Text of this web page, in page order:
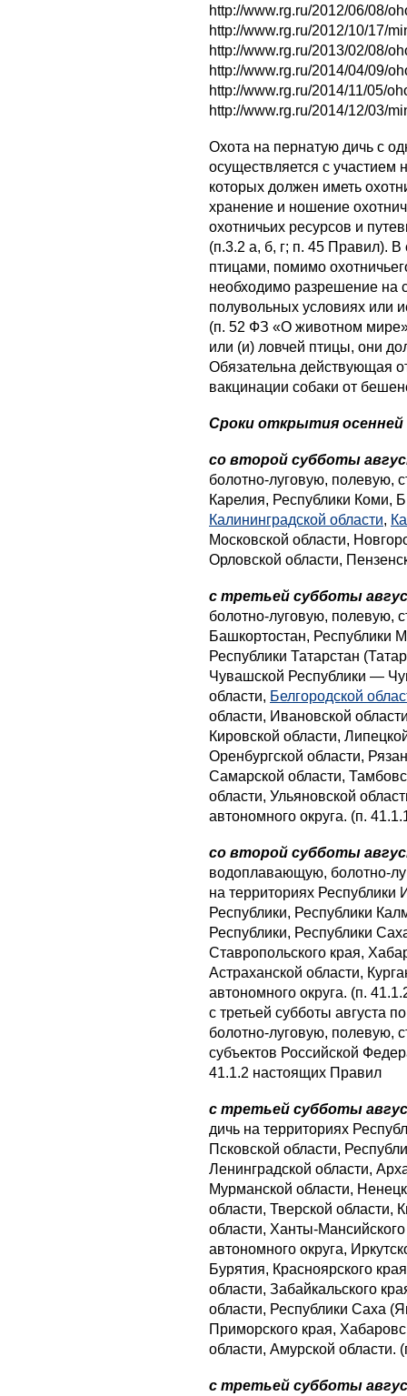
http://www.rg.ru/2012/06/08/
http://www.rg.ru/2012/10/17/
http://www.rg.ru/2013/02/08/
http://www.rg.ru/2014/04/09/
http://www.rg.ru/2014/11/05/
http://www.rg.ru/2014/12/03/
Охота на пернатую дичь с
осуществляется с участием
которых должен иметь
хранение и ношение
охотничьих ресурсов и
(п.3.2 а, б, г; п. 45 Правил).
птицами, помимо
необходимо разрешение на
полувольных условиях или
(п. 52 ФЗ «О животном
или (и) ловчей птицы, они
Обязательна действующая
вакцинации собаки от
Сроки открытия
со второй субботы
болотно-луговую, полевую,
Карелия, Республики Коми,
Калининградской области,
Московской области,
Орловской области,
с третьей субботы
болотно-луговую, полевую,
Башкортостан, Республики
Республики Татарстан
Чувашской Республики —
области, Белгородской
области, Ивановской
Кировской области,
Оренбургской области,
Самарской области,
области, Ульяновской
автономного округа. (п.
со второй субботы
водоплавающую, болотно-
на территориях Республики
Республики, Республики
Республики, Республики
Ставропольского края,
Астраханской области,
автономного округа. (п.
с третьей субботы августа
болотно-луговую, полевую,
субъектов Российской
41.1.2 настоящих Правил
с третьей субботы
дичь на территориях
Псковской области,
Ленинградской области,
Мурманской области,
области, Тверской области,
области, Ханты-
автономного округа,
Бурятия, Красноярского
области, Забайкальского
области, Республики Саха
Приморского края,
области, Амурской области.
с третьей субботы